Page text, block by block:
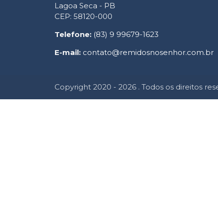
Lagoa Seca - PB
CEP: 58120-000
Telefone: (83) 9 99679-1623
E-mail: contato@remidosnosenhor.com.br
Copyright 2020 - 2026 . Todos os direitos